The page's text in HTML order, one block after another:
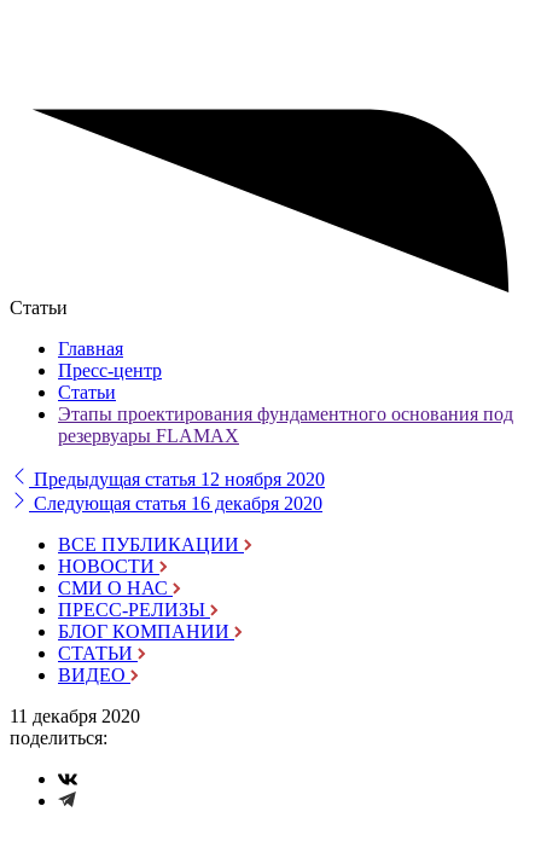
Статьи
Главная
Пресс-центр
Статьи
Этапы проектирования фундаментного основания под
резервуары FLAMAX
Предыдущая статья 12 ноября 2020
Следующая статья 16 декабря 2020
ВСЕ ПУБЛИКАЦИИ
НОВОСТИ
СМИ О НАС
ПРЕСС-РЕЛИЗЫ
БЛОГ КОМПАНИИ
СТАТЬИ
ВИДЕО
11 декабря 2020
поделиться: